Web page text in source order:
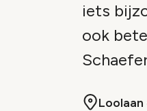
iets
ook
Loolaan